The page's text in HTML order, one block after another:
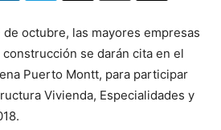
de octubre, las mayores empresas
se darán cita en el
Puerto Montt, para participar
Vivienda, Especialidades y